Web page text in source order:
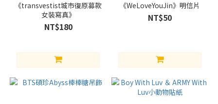
《transvestist城市復原募款
女裝寫真》
NT$180
《WeLoveYouJin》明信片
NT$50